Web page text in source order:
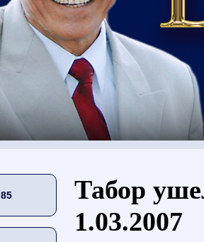
Eşti aici
Табор
1.03.2007